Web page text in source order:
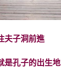
夫子洞前進
是孔子的出生地